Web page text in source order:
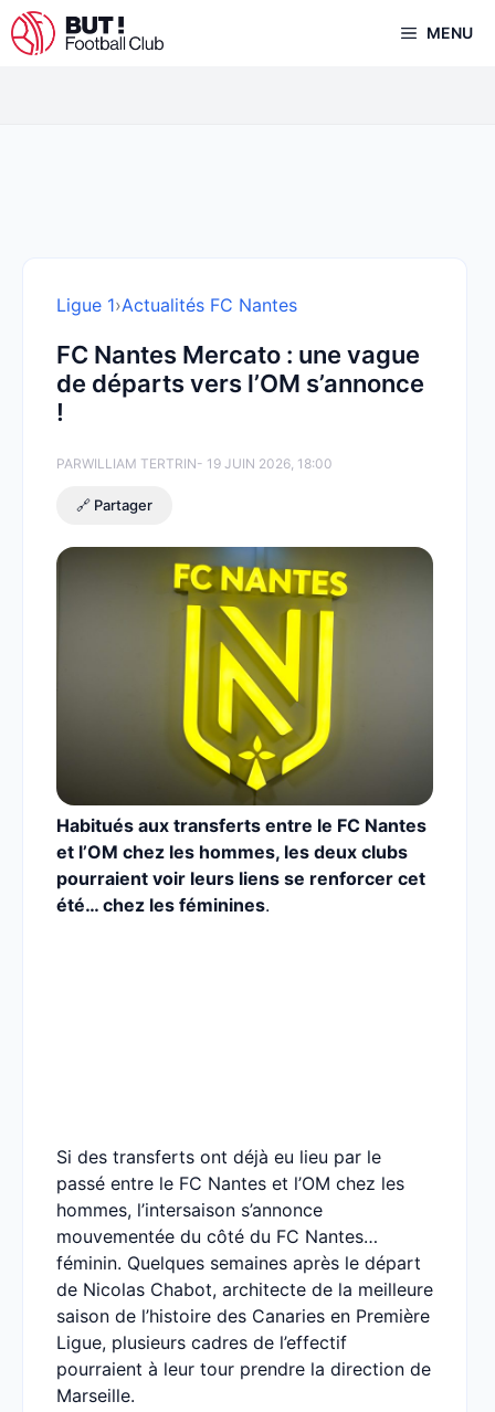
Aller
au
MENU
Ligue 1›Actualités FC Nantes
FC Nantes Mercato : une vague
de départs vers l’OM s’annonce
!
PARWILLIAM TERTRIN- 19 JUIN 2026, 18:00
🔗 Partager
Habitués aux transferts entre le FC Nantes
et l’OM chez les hommes, les deux clubs
pourraient voir leurs liens se renforcer cet
été… chez les féminines.
Si des transferts ont déjà eu lieu par le
passé entre le FC Nantes et l’OM chez les
hommes, l’intersaison s’annonce
mouvementée du côté du FC Nantes…
féminin. Quelques semaines après le départ
de Nicolas Chabot, architecte de la meilleure
saison de l’histoire des Canaries en Première
Ligue, plusieurs cadres de l’effectif
pourraient à leur tour prendre la direction de
Marseille.